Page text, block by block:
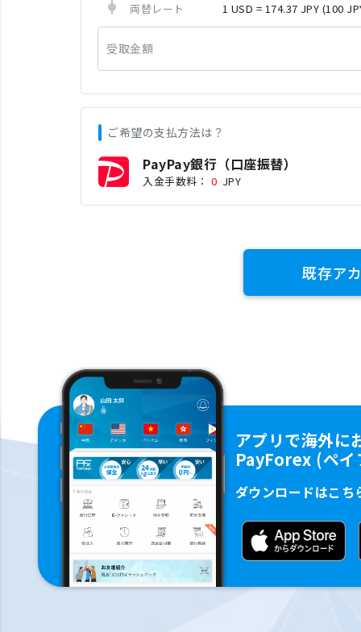
両替レート
1 USD = 174.37 JPY (100
受取金額
ご希望の支払方法は？
PayPay銀行（口座振替）
入金手数料： 0 JPY
既存ア
アプリで海外に
PayForex (ペイ
ダウンロードはこち